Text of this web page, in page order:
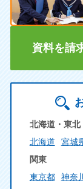
資料を請
北海道・東北
北海道
宮城
関東
東京都
神奈